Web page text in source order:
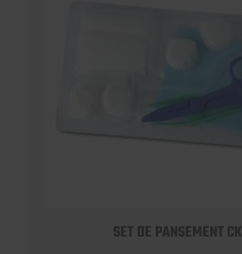
SET DE PANSEMENT CK